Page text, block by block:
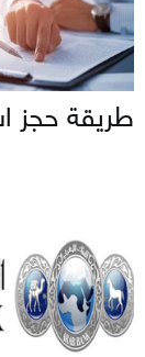
طريقة حجز